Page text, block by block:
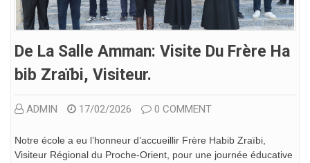
De La Salle Amman: Visite Du Frère Ha
Bib Zraïbi, Visiteur.
ADMIN 17/02/2026 0 COMMENT
Notre école a eu l’honneur d’accueillir Frère Habib Zraïbi,
Visiteur Régional du Proche-Orient, pour une journée éducative